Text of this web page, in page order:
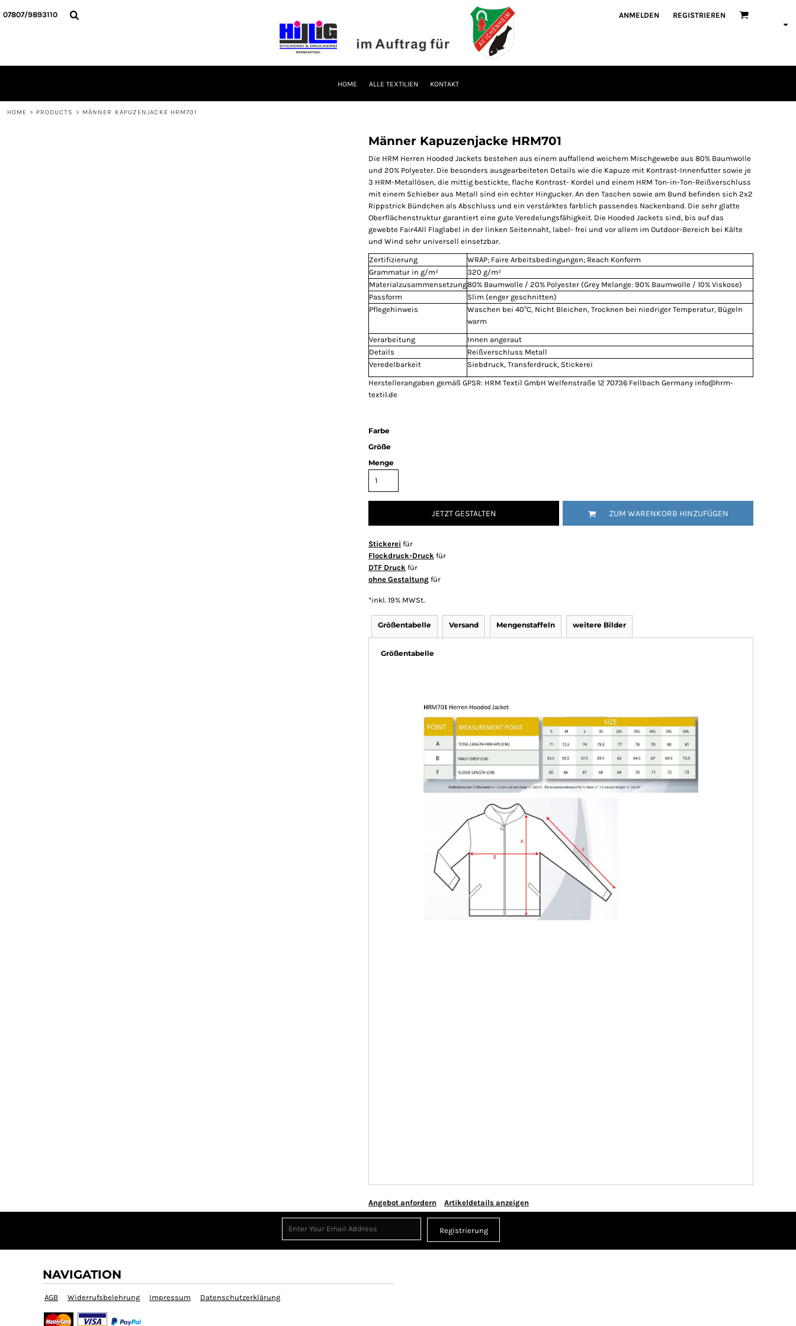
07807/9893110 ANMELDEN REGISTRIEREN
HOME ALLE TEXTILIEN KONTAKT
HOME > PRODUCTS > MÄNNER KAPUZENJACKE HRM701
Männer Kapuzenjacke HRM701
Die HRM Herren Hooded Jackets bestehen aus einem auffallend weichem Mischgewebe aus 80% Baumwolle
und 20% Polyester. Die besonders ausgearbeiteten Details wie die Kapuze mit Kontrast-Innenfutter sowie je
3 HRM-Metallösen, die mittig bestickte, flache Kontrast- Kordel und einem HRM Ton-in-Ton-Reißverschluss
mit einem Schieber aus Metall sind ein echter Hingucker. An den Taschen sowie am Bund befinden sich 2x2
Rippstrick Bündchen als Abschluss und ein verstärktes farblich passendes Nackenband. Die sehr glatte
Oberflächenstruktur garantiert eine gute Veredelungsfähigkeit. Die Hooded Jackets sind, bis auf das
gewebte Fair4All Flaglabel in der linken Seitennaht, label- frei und vor allem im Outdoor-Bereich bei Kälte
und Wind sehr universell einsetzbar.
Zertifizierung
WRAP; Faire Arbeitsbedingungen; Reach Konform
Grammatur in g/m²
320 g/m²
Materialzusammensetzung80% Baumwolle / 20% Polyester (Grey Melange: 90% Baumwolle / 10% Viskose)
Passform
Slim (enger geschnitten)
Pflegehinweis
Waschen bei 40°C, Nicht Bleichen, Trocknen bei niedriger Temperatur, Bügeln
warm
Verarbeitung
Innen angeraut
Details
Reißverschluss Metall
Veredelbarkeit
Siebdruck, Transferdruck, Stickerei
Herstellerangaben gemäß GPSR: HRM Textil GmbH Welfenstraße 12 70736 Fellbach Germany info@hrm-
textil.de
Farbe
Größe
Menge
JETZT GESTALTEN ZUM WARENKORB HINZUFÜGEN
Stickerei für
Flockdruck-Druck für
DTF Druck für
ohne Gestaltung für
*inkl. 19% MWSt.
Größentabelle Versand Mengenstaffeln weitere Bilder
Größentabelle
Angebot anfordern Artikeldetails anzeigen
Registrierung
NAVIGATION
AGB Widerrufsbelehrung Impressum Datenschutzerklärung
HOME
ANMELDEN